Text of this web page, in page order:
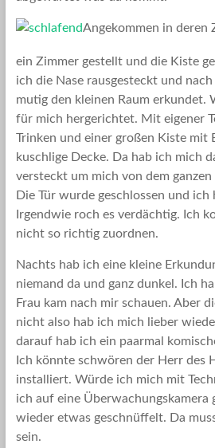
Angekommen in deren
ein Zimmer gestellt und die Kiste
ich die Nase rausgesteckt und
mutig den kleinen Raum erkundet.
für mich hergerichtet. Mit eigener
Trinken und einer großen Kiste mit
kuschlige Decke. Da hab ich mich
versteckt um mich von dem
Die Tür wurde geschlossen und ich
Irgendwie roch es verdächtig. Ich
nicht so richtig zuordnen.
Nachts hab ich eine kleine
niemand da und ganz dunkel. Ich
Frau kam nach mir schauen. Aber
nicht also hab ich mich lieber
darauf hab ich ein paarmal
Ich könnte schwören der Herr des
installiert. Würde ich mich mit
ich auf eine Überwachungskamera
wieder etwas geschnüffelt. Da
sein.